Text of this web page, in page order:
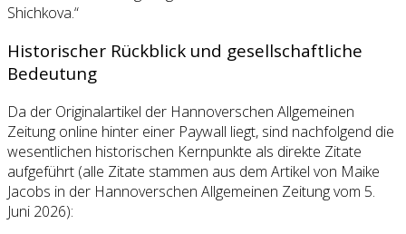
Shichkova.“
Historischer Rückblick und gesellschaftliche
Bedeutung
Da der Originalartikel der Hannoverschen Allgemeinen
Zeitung online hinter einer Paywall liegt, sind nachfolgend die
wesentlichen historischen Kernpunkte als direkte Zitate
aufgeführt (alle Zitate stammen aus dem Artikel von Maike
Jacobs in der Hannoverschen Allgemeinen Zeitung vom 5.
Juni 2026):